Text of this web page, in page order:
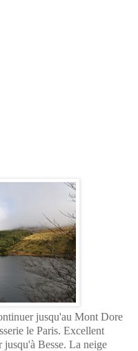
jusqu'au Mont Dore
le Paris. Excellent
Besse. La neige